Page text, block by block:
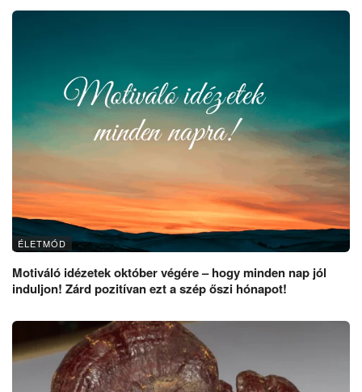
ÉLETMÓD
Motiváló idézetek október végére – hogy minden nap jól
induljon! Zárd pozitívan ezt a szép őszi hónapot!